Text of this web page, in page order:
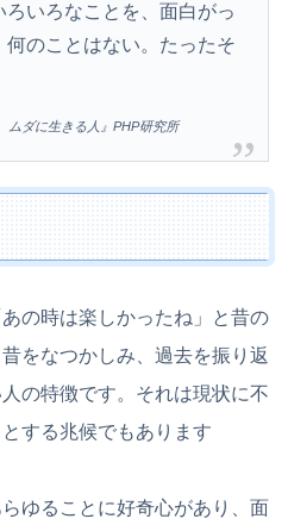
いろなことを、面白がっ
のことはない。たったそ
ムダに生きる人』PHP研究所
の時は楽しかったね」と昔の
をなつかしみ、過去を振り返
の特徴です。それは現状に不
する兆候でもあります
ゆることに好奇心があり、面